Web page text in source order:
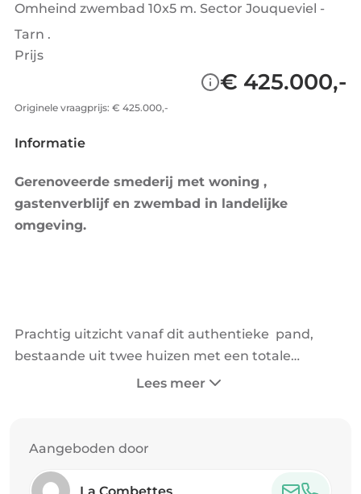
Omheind zwembad 10x5 m. Sector Jouqueviel -
Tarn .
Prijs
€ 425.000,-
Originele vraagprijs: € 425.000,-
Informatie
Gerenoveerde smederij met woning ,
gastenverblijf en zwembad in landelijke
omgeving.
Prachtig uitzicht vanaf dit authentieke pand,
bestaande uit twee huizen met een totale
leefruimte van 240m², een garage/werkplaats,
bevindt zich op de eerste verdieping.
Lees meer
Aangeboden door
La Combettes